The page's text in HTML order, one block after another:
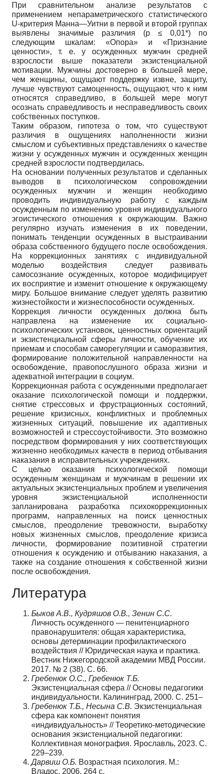
При сравнительном анализе результатов с
применением непараметрического статистического
U-критерия Манна—Уитни в первой и второй группах
выявлены значимые различия (p ≤ 0,01*) по
следующим шкалам: «Опора» и «Признание
ценности», т. е. у осужденных мужчин средней
взрослости выше показатели экзистенциальной
мотивации. Мужчины достоверно в большей мере,
чем женщины, ощущают поддержку извне, защиту,
лучше чувствуют самоценность, ощущают, что к ним
относятся справедливо, в большей мере могут
осознать справедливость и несправедливость своих
собственных поступков.
Таким образом, гипотеза о том, что существуют
различия в ощущениях наполненности жизни
смыслом и субъективных представлениях о качестве
жизни у осужденных мужчин и осужденных женщин
средней взрослости подтвердилась.
На основании полученных результатов и сделанных
выводов в психологическом сопровождении
осужденных мужчин и женщин необходимо
проводить индивидуальную работу с каждым
осужденным по изменению уровня индивидуального
эгоистического отношения к окружающим. Важно
регулярно изучать изменения в их поведении,
понимать тенденции осужденных в выстраивании
образа собственного будущего после освобождения.
На коррекционных занятиях с индивидуальной
моделью воздействия следует развивать
самосознание осужденных, которое модифицирует
их восприятие и изменит отношение к окружающему
миру. Большое внимание следует уделять развитию
жизнестойкости и жизнеспособности осужденных.
Коррекция личности осужденных должна быть
направлена на изменение их социально-
психологических установок, ценностных ориентаций
и экзистенциальной сферы личности, обучение их
приемам и способам саморегуляции и саморазвития,
формирование положительной направленности на
освобождение, правопослушного образа жизни и
адекватной интеграции в социум.
Коррекционная работа с осужденными предполагает
оказание психологической помощи и поддержки,
снятие стрессовых и фрустрационных состояний,
решение кризисных, конфликтных и проблемных
жизненных ситуаций, повышение их адаптивных
возможностей и стрессоустойчивости. Это возможно
посредством формирования у них соответствующих
жизненно необходимых качеств в период отбывания
наказания в исправительных учреждениях.
С целью оказания психологической помощи
осужденным женщинам и мужчинам в решении их
актуальных экзистенциальных проблем и увеличения
уровня экзистенциальной исполненности
запланирована разработка психокоррекционных
программ, направленных на поиск ценностных
смыслов, преодоление тревожности, выработку
новых жизненных смыслов, преодоление кризиса
личности, формирование позитивной стратегии
отношения к осуждению и отбыванию наказания, а
также на создание отношения к собственной жизни
после освобождения.
Литература
Быков А.В., Кудряшов О.В., Зенин С.С.
Личность осужденного — пенитенциарного
правонарушителя: общая характеристика,
основы детерминации профилактического
воздействия // Юридическая наука и практика.
Вестник Нижегородской академии МВД России.
2017. № 2 (38). С. 66.
Гребенюк О.С., Гребенюк Т.Б.
Экзистенциальная сфера // Основы педагогики
индивидуальности. Калининград, 2000. С. 251–
Гребенюк Т.Б., Несына С.В. Экзистенциальная
сфера как компонент понятия
«индивидуальность» // Теоретико-методические
основания экзистенциальной педагогики:
Коллективная монография. Ярославль, 2023. С.
229–239.
Дарвиш О.Б. Возрастная психология. М.:
Владос, 2006. 264 с.